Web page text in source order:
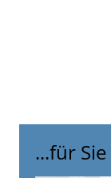
...für